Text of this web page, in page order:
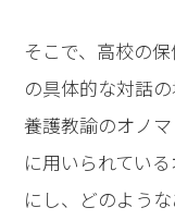
そこで、高校の
の具体的な対話
養護教諭のオノ
に用いられてい
にし、どのよう